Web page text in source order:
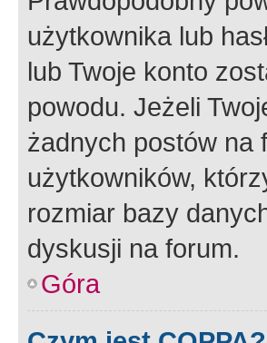
użytkownika lub
lub Twoje konto
powodu. Jeżeli
żadnych postów na
użytkowników,
rozmiar bazy
dyskusji na forum.
Góra